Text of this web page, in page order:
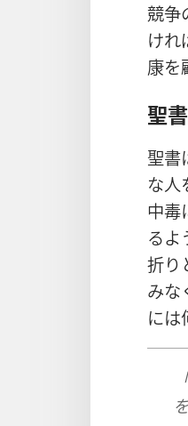
競争
けれ
康を
聖
聖書
な人
中毒
るよ
折り
みな
には